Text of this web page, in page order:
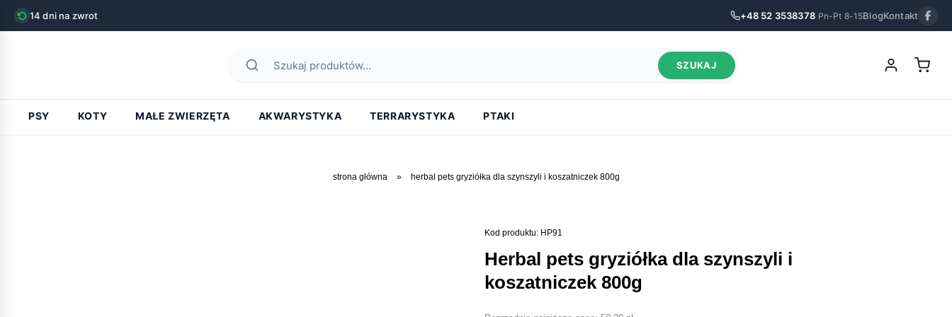
14 dni na zwrot +48 52 3538378 Pn-Pt 8-15BlogKontakt
SZUKAJ
PSY KOTY MAŁE ZWIERZĘTA AKWARYSTYKA TERRARYSTYKA PTAKI
strona główna » herbal pets gryziółka dla szynszyli i koszatniczek 800g
Kod produktu: HP91
herbal pets gryziółka dla szynszyli i
koszatniczek 800g